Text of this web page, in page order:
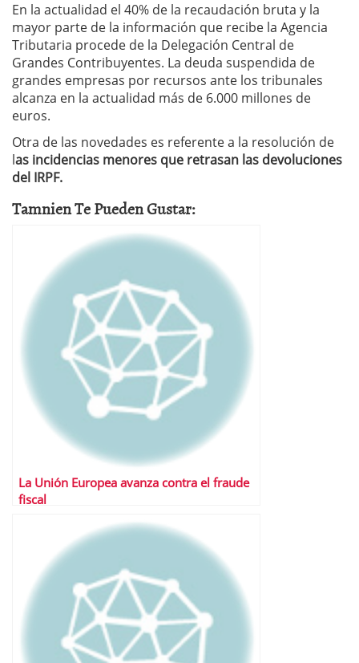
En la actualidad el 40% de la recaudación bruta y la
mayor parte de la información que recibe la Agencia
Tributaria procede de la Delegación Central de
Grandes Contribuyentes. La deuda suspendida de
grandes empresas por recursos ante los tribunales
alcanza en la actualidad más de 6.000 millones de
euros.
Otra de las novedades es referente a la resolución de
las incidencias menores que retrasan las devoluciones
del IRPF.
Tamnien Te Pueden Gustar:
La Unión Europea avanza contra el fraude
fiscal